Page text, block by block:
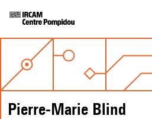
Pierre-Marie Blind